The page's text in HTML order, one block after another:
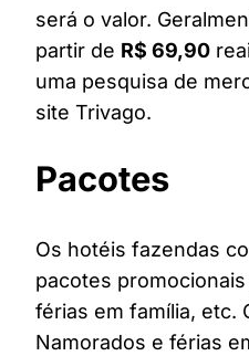
será o valor.
partir de R$ 69,90
uma pesquisa de
site Trivago.
Pacotes
Os hotéis fazendas
pacotes
férias em família, etc.
Namorados e férias